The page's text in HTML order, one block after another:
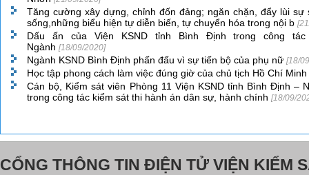
Tăng cường xây dựng, chỉnh đốn đảng; ngăn chặn, đẩy lùi sự
sống,những biểu hiện tự diễn biến, tự chuyển hóa trong nội b
Dấu ấn của Viện KSND tỉnh Bình Định trong công
Ngành [18/09/2020]
Ngành KSND Bình Định phấn đấu vì sự tiến bộ của phụ nữ [18/
Học tập phong cách làm việc đúng giờ của chủ tịch Hồ Chí Minh
Cán bộ, Kiểm sát viên Phòng 11 Viện KSND tỉnh Bình Định –
trong công tác kiểm sát thi hành án dân sự, hành chính [18/09/
CỔNG THÔNG TIN ĐIỆN TỬ VIỆN KIỂM